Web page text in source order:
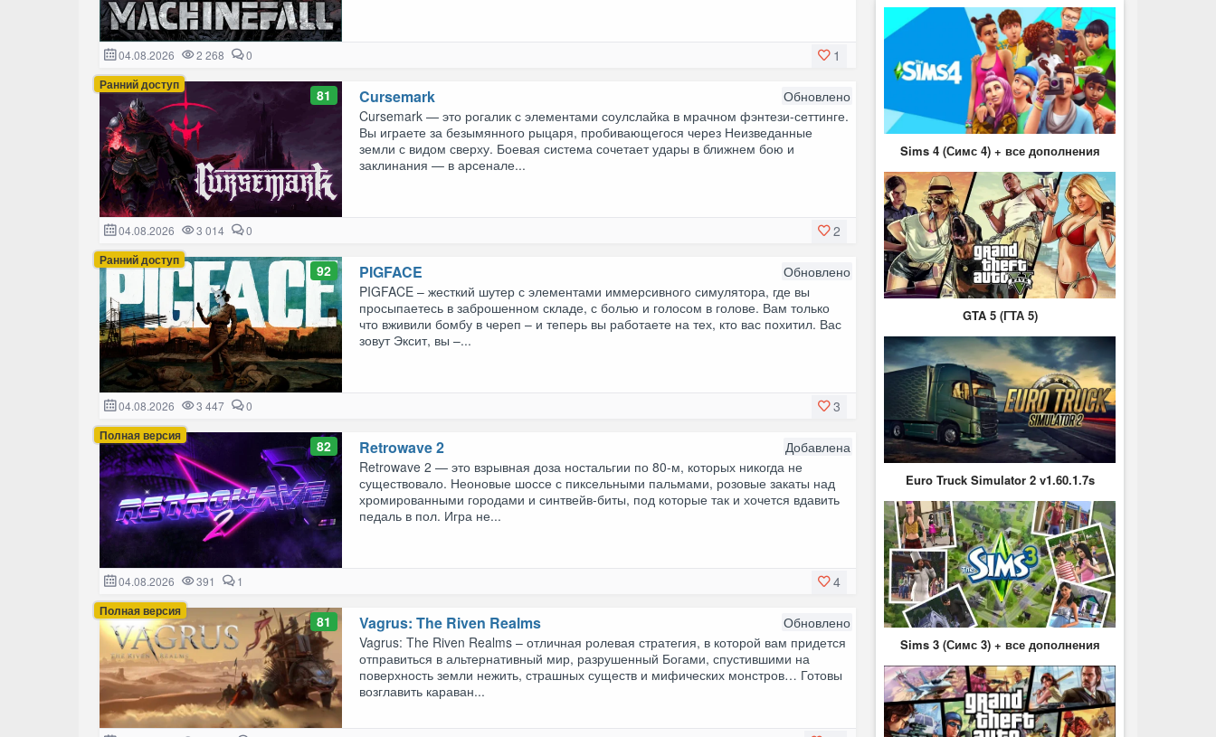
1
04.08.2026 2 268 0
Ранний доступ
81 Cursemark
Обновлено
Cursemark — это рогалик с элементами соулслайка в мрачном фэнтези-сеттинге.
Вы играете за безымянного рыцаря, пробивающегося через Неизведанные
земли с видом сверху. Боевая система сочетает удары в ближнем бою и
заклинания — в арсенале...
2
04.08.2026 3 014 0
Ранний доступ
92 PIGFACE
Обновлено
PIGFACE – жесткий шутер с элементами иммерсивного симулятора, где вы
просыпаетесь в заброшенном складе, с болью и голосом в голове. Вам только
что вживили бомбу в череп – и теперь вы работаете на тех, кто вас похитил. Вас
зовут Эксит, вы –...
3
04.08.2026 3 447 0
Полная версия
82 Retrowave 2
Добавлена
Retrowave 2 — это взрывная доза ностальгии по 80-м, которых никогда не
существовало. Неоновые шоссе с пиксельными пальмами, розовые закаты над
хромированными городами и синтвейв-биты, под которые так и хочется вдавить
педаль в пол. Игра не...
4
04.08.2026 391 1
Полная версия
81 Vagrus: The Riven Realms
Обновлено
Vagrus: The Riven Realms – отличная ролевая стратегия, в которой вам придется
отправиться в альтернативный мир, разрушенный Богами, спустившими на
поверхность земли нежить, страшных существ и мифических монстров… Готовы
возглавить караван...
Sims 4 (Симс 4) + все дополнения
GTA 5 (ГТА 5)
Euro Truck Simulator 2 v1.60.1.7s
Sims 3 (Симс 3) + все дополнения